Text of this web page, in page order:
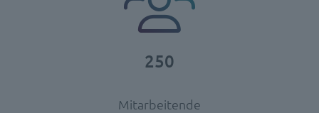
250
Mitarbeitende